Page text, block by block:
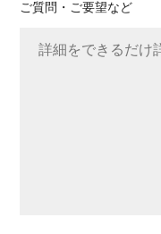
ご質問・ご要望など